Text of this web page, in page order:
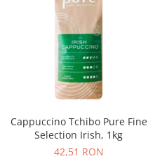
Cappuccino Tchibo Pure Fine
Selection Irish, 1kg
42,51 RON